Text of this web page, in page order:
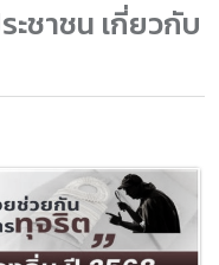
ชาชน เกี่ยวกับ